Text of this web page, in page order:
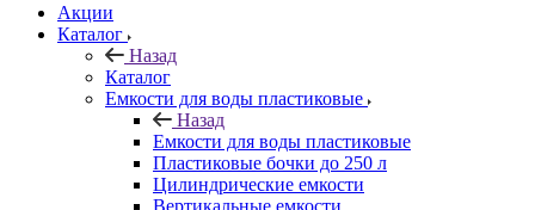
Акции
Каталог
Назад
Каталог
Емкости для воды пластиковые
Назад
Емкости для воды пластиковые
Пластиковые бочки до 250 л
Цилиндрические емкости
Вертикальные емкости